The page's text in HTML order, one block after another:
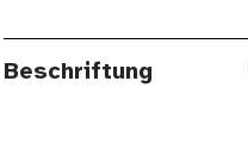
Beschriftung